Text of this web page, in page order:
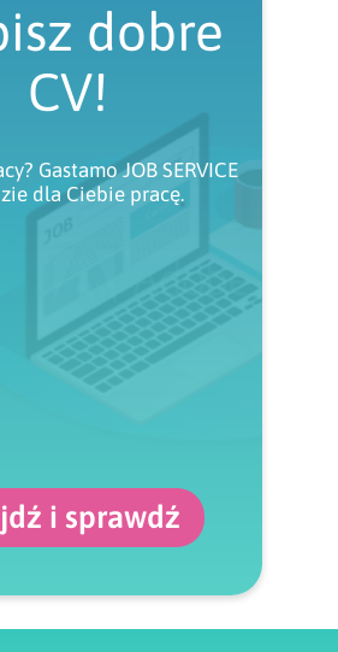
dobre
CV!
Gastamo JOB SERVICE
dla Ciebie pracę.
i sprawdź